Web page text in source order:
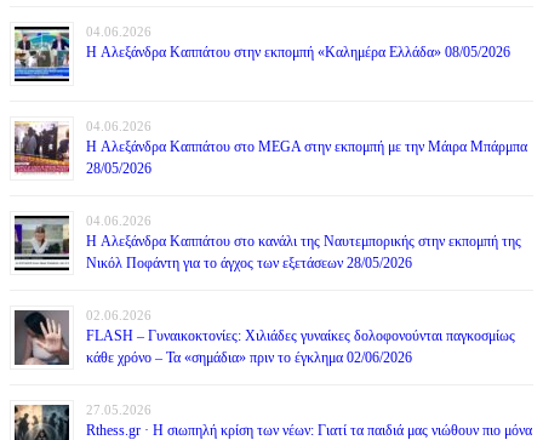
04.06.2026
H Αλεξάνδρα Καππάτου στην εκπομπή «Καλημέρα Ελλάδα» 08/05/2026
04.06.2026
H Αλεξάνδρα Καππάτου στο MEGA στην εκπομπή με την Μάιρα Mπάρμπα
28/05/2026
04.06.2026
H Αλεξάνδρα Καππάτου στο κανάλι της Ναυτεμπορικής στην εκπομπή της
Νικόλ Ποφάντη για το άγχος των εξετάσεων 28/05/2026
02.06.2026
FLASH – Γυναικοκτονίες: Χιλιάδες γυναίκες δολοφονούνται παγκοσμίως
κάθε χρόνο – Τα «σημάδια» πριν το έγκλημα 02/06/2026
27.05.2026
Rthess.gr · Η σιωπηλή κρίση των νέων: Γιατί τα παιδιά μας νιώθουν πιο μόνα